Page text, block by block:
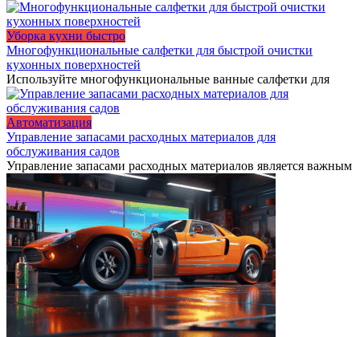
Уборка кухни быстро
Многофункциональные салфетки для быстрой очистки
кухонных поверхностей
Используйте многофункциональные ванные салфетки для
Автоматизация
Управление запасами расходных материалов для
обслуживания садов
Управление запасами расходных материалов является важным